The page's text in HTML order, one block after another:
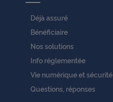
c
a
l
Déjà assuré
Bénéficiaire
Nos solutions
Info réglementée
Vie numérique et sécurité
Questions, réponses